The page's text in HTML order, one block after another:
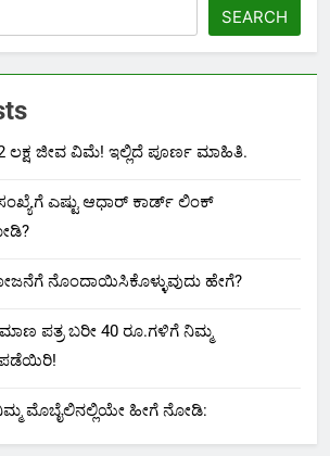
SEARCH
ಲಕ್ಷ ಜೀವ ವಿಮೆ! ಇಲ್ಲಿದೆ ಪೂರ್ಣ ಮಾಹಿತಿ.
ಎಷ್ಟು ಆಧಾರ್ ಕಾರ್ಡ್ ಲಿಂಕ್
ನೊಂದಾಯಿಸಿಕೊಳ್ಳುವುದು ಹೇಗೆ?
ಪತ್ರ ಬರೀ 40 ರೂ.ಗಳಿಗೆ ನಿಮ್ಮ
ಪಡೆಯಿರಿ!
ಮೊಬೈಲಿನಲ್ಲಿಯೇ ಹೀಗೆ ನೋಡಿ: